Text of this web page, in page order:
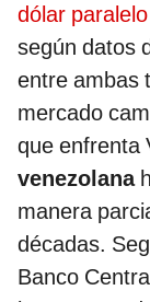
dólar
según datos
entre ambas
mercado
que enfrenta
venezolana
manera
décadas.
Banco